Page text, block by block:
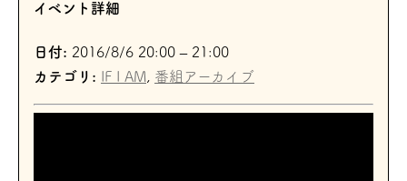
イベント詳細
日付: 2016/8/6 20:00 – 21:00
カテゴリ:
IF I AM, 番組アーカイブ